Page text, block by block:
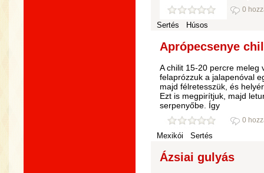
0
Sertés
Húsos
Aprópecsenye
A chilit 15-20 percre meleg
felaprózzuk a jalapenóval
majd félretesszük, és
Ezt is megpirítjuk, majd
serpenyőbe. Így
0
Mexikói
Sertés
Ázsiai gulyás